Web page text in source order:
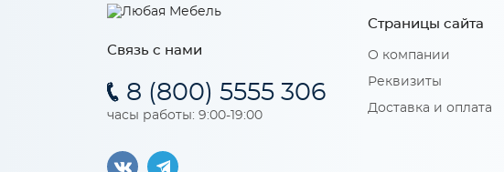
Связь с нами
8 (800) 5555 306
часы работы: 9:00-19:00
Страницы сайта
О компании
Реквизиты
Доставка и оплата